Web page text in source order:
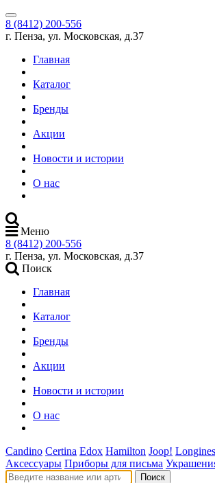
8 (8412) 200-556
г. Пенза, ул. Московская, д.37
Главная
Каталог
Бренды
Акции
Новости и истории
О нас
Меню
8 (8412) 200-556
г. Пенза, ул. Московская, д.37
Поиск
Главная
Каталог
Бренды
Акции
Новости и истории
О нас
Candino Certina Edox Hamilton Joop! Longines
Аксессуары Приборы для письма
Поиск